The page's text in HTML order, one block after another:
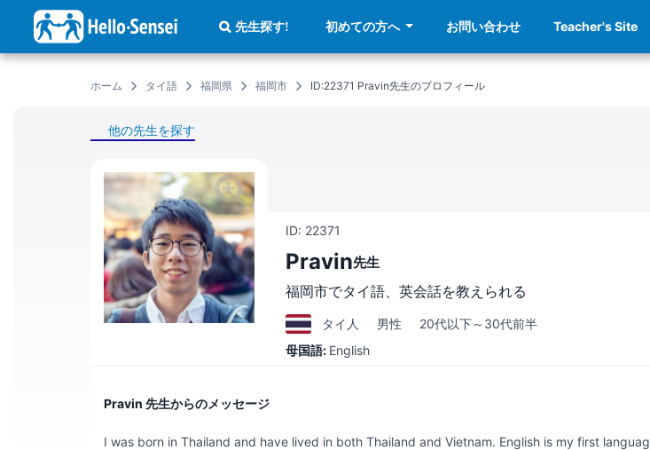
ン
先生探す! 初めての方へ お問い合わせ Teacher's Site
ホーム タイ語 福岡県 福岡市 ID:22371 Pravin先生のプロフィール
他の先生を探す
ID: 22371
Pravin先生
福岡市でタイ語、英会話を教えられる
タイ 人 男性
20代以下～30代前半
母国語: English
Pravin 先生からのメッセージ
I was born in Thailand and have lived in both Thailand and Vietnam. English is my first